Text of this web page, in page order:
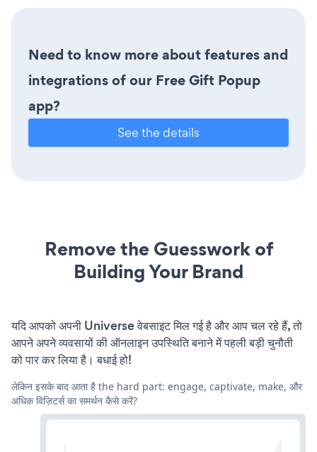
Need to know more about features and
integrations of our Free Gift Popup
app?
See the details
Remove the Guesswork of
Building Your Brand
यदि आपको अपनी Universe वेबसाइट मिल गई है और आप चल रहे हैं, तो
आपने अपने व्यवसायों की ऑनलाइन उपस्थिति बनाने में पहली बड़ी चुनौती
को पार कर लिया है। बधाई हो!
लेकिन इसके बाद आता है the hard part: engage, captivate, make, और
अधिक विज़िटर्स का समर्थन कैसे करें?